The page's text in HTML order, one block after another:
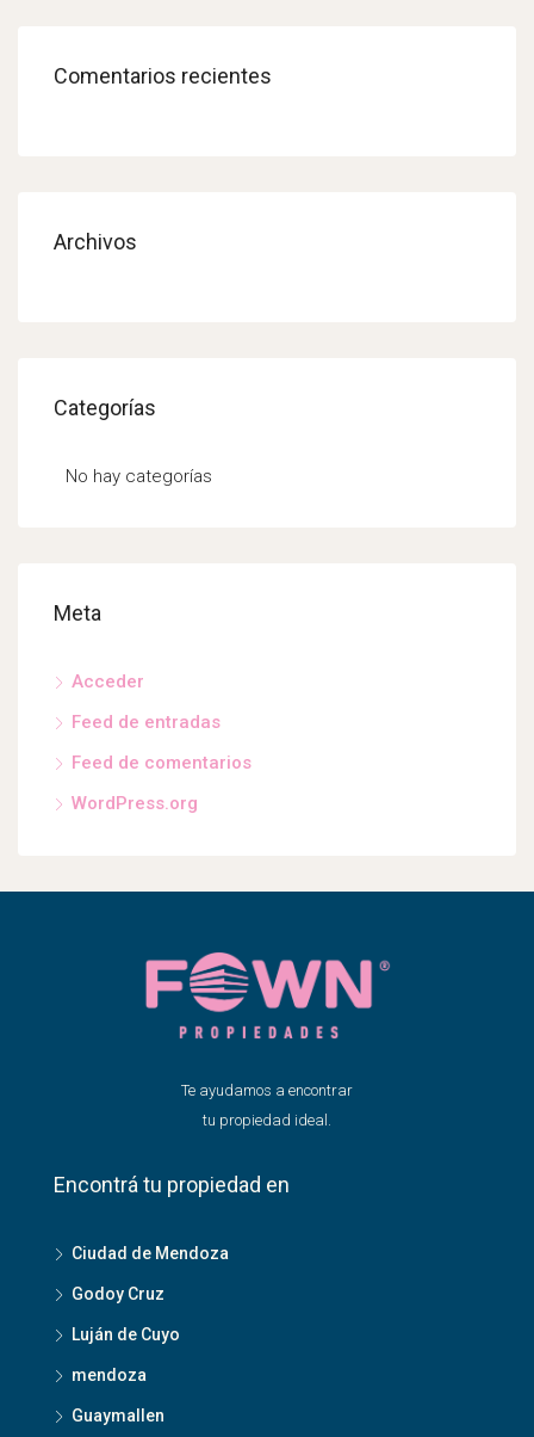
Comentarios recientes
Archivos
Categorías
No hay categorías
Meta
Acceder
Feed de entradas
Feed de comentarios
WordPress.org
Te ayudamos a encontrar
tu propiedad ideal.
Encontrá tu propiedad en
Ciudad de Mendoza
Godoy Cruz
Luján de Cuyo
mendoza
Guaymallen